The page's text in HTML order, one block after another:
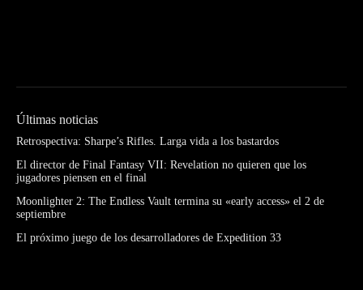
Últimas noticias
Retrospectiva: Sharpe’s Rifles. Larga vida a los bastardos
El director de Final Fantasy VII: Revelation no quieren que los
jugadores piensen en el final
Moonlighter 2: The Endless Vault termina su «early access» el 2 de
septiembre
El próximo juego de los desarrolladores de Expedition 33